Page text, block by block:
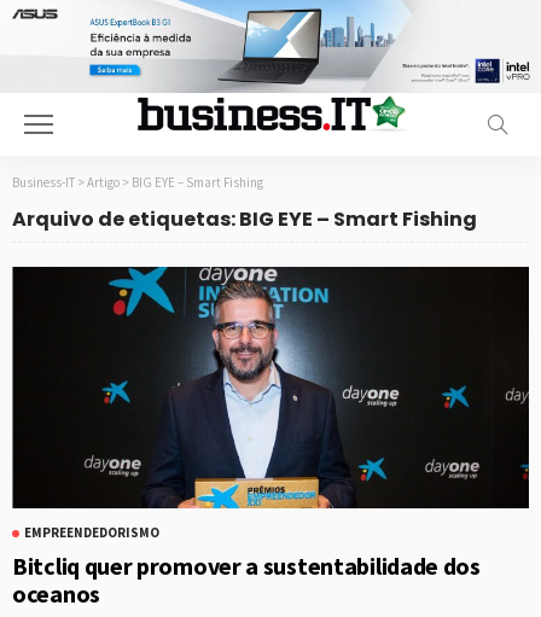
Business-IT > Artigo > BIG EYE – Smart Fishing
Arquivo de etiquetas: BIG EYE – Smart Fishing
EMPREENDEDORISMO
Bitcliq quer promover a sustentabilidade dos
oceanos